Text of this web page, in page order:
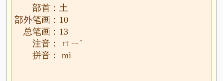
部首：土
部外笔画：10
总笔画：13
注音： ㄇㄧˋ
拼音： mì